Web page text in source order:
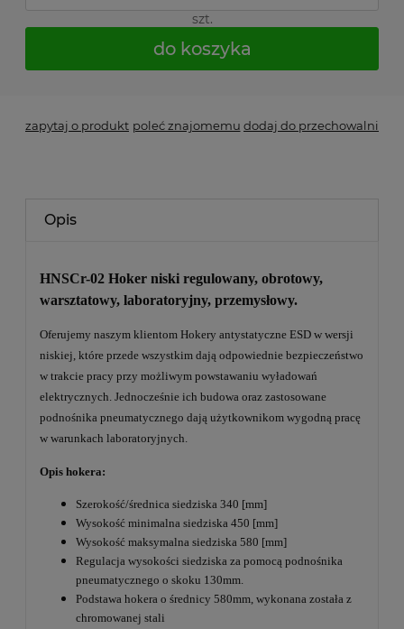
szt.
do koszyka
zapytaj o produkt poleć znajomemu dodaj do przechowalni
Opis
HNSCr-02 Hoker niski regulowany, obrotowy,
warsztatowy, laboratoryjny, przemysłowy.
Oferujemy naszym klientom Hokery antystatyczne ESD w wersji
niskiej, które przede wszystkim dają odpowiednie bezpieczeństwo
w trakcie pracy przy możliwym powstawaniu wyładowań
elektrycznych. Jednocześnie ich budowa oraz zastosowane
podnośnika pneumatycznego dają użytkownikom wygodną pracę
w warunkach laboratoryjnych.
Opis hokera:
Szerokość/średnica siedziska 340 [mm]
Wysokość minimalna siedziska 450 [mm]
Wysokość maksymalna siedziska 580 [mm]
Regulacja wysokości siedziska za pomocą podnośnika
pneumatycznego o skoku 130mm.
Podstawa hokera o średnicy 580mm, wykonana została z
chromowanej stali